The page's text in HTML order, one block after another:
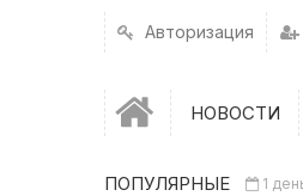
Авторизация
НОВОСТИ
ПОПУЛЯРНЫЕ 1